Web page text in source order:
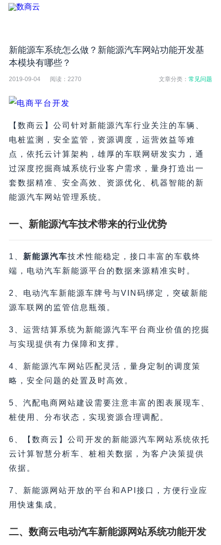
新能源车系统怎么做？新能源汽车网站功能开发基
本模块有哪些？
2019-09-04 阅读： 2270 文章分类：常见问题
【数商云】公司针对新能源汽车行业关注的车辆、
电桩监测，安全监管，资源调度，运营效益等难
点，依托云计算架构，雄厚的车联网研发实力，通
过深度挖掘商城系统行业客户需求，量身打造出一
套数据精准、安全高效、资源优化、机器智能的新
能源汽车网站管理系统。
一、新能源汽车技术带来的行业优势
1、 新能源汽车技术性能稳定，接口丰富的车载终
端，电动汽车新能源平台的数据来源精准实时。
2、电动汽车新能源车牌号与VIN码绑定，突破新能
源车联网的监管信息瓶颈。
3、运营结算系统为新能源汽车平台商业价值的挖掘
与实现提供有力保障和支撑。
4、新能源汽车网站匹配灵活，量身定制的调度策
略，安全问题的处置及时高效。
5、汽配电商网站建设需要注意丰富的图表展现车、
桩使用、分布状态，实现资源合理调配。
6、【数商云】公司开发的新能源汽车网站系统依托
云计算智慧分析车、桩相关数据，为客户决策提供
依据。
7、新能源网站开放的平台和API接口，方便行业应
用快速集成。
二、数商云电动汽车新能源网站系统功能开发